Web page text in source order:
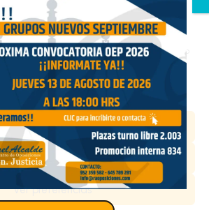
el consentimiento
cookies
y de terceros para analizar el tráfico en nuestro
contenido. Puede aceptar todas las cookies,
o rechazarlas.
Aceptar
Denegar
Ver preferencias
«Estoy de acuerdo» para activar
Google maps
Política de cookies
Estoy de acuerdo